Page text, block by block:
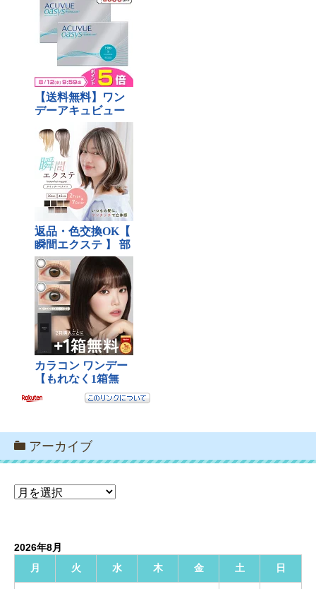
アーカイブ
ア
ブ
2026年8月
月
火 水 木 金 土 日